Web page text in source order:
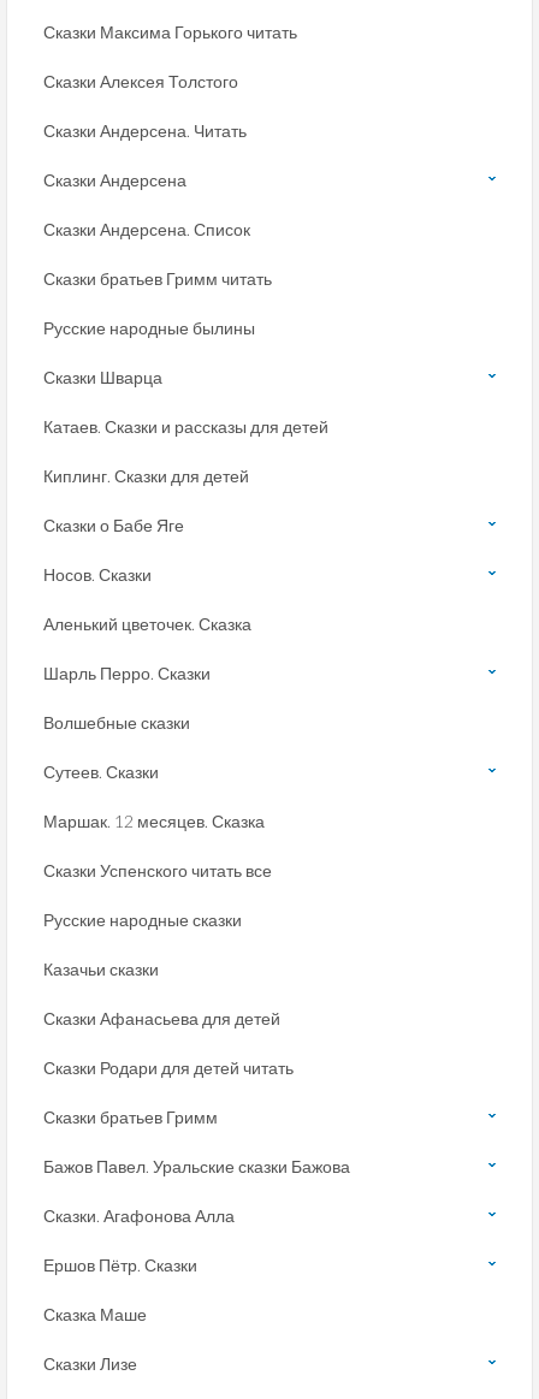
Сказки Максима Горького читать
Сказки Алексея Толстого
Сказки Андерсена. Читать
Сказки Андерсена
Сказки Андерсена. Список
Сказки братьев Гримм читать
Русские народные былины
Сказки Шварца
Катаев. Сказки и рассказы для детей
Киплинг. Сказки для детей
Сказки о Бабе Яге
Носов. Сказки
Аленький цветочек. Сказка
Шарль Перро. Сказки
Волшебные сказки
Сутеев. Сказки
Маршак. 12 месяцев. Сказка
Сказки Успенского читать все
Русские народные сказки
Казачьи сказки
Сказки Афанасьева для детей
Сказки Родари для детей читать
Сказки братьев Гримм
Бажов Павел. Уральские сказки Бажова
Сказки. Агафонова Алла
Ершов Пётр. Сказки
Сказка Маше
Сказки Лизе